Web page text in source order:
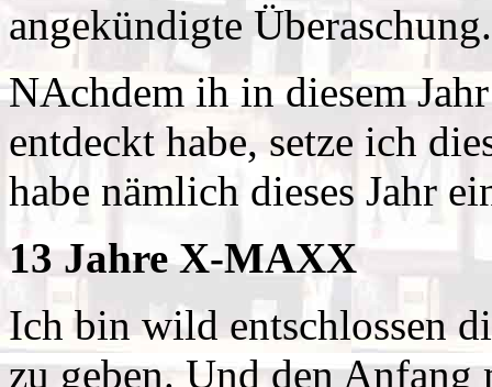
angekündigte
NAchdem ih in diesem
entdeckt habe, setze ich
habe nämlich dieses Jahr
13 Jahre X-MAXX
Ich bin wild entschlossen
zu geben. Und den Anfang